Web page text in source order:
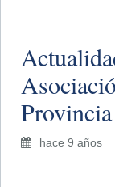
Provincia
hace 9 años